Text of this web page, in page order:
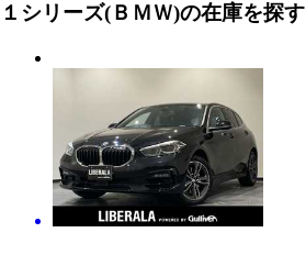
１シリーズ(ＢＭＷ)の在庫を探す